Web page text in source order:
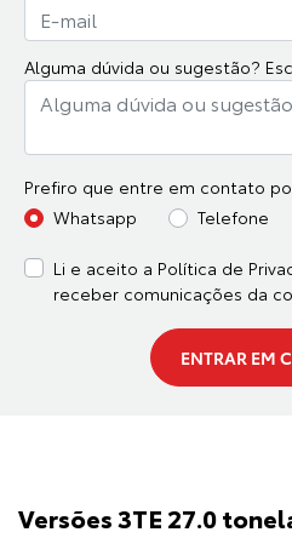
Alguma dúvida ou sugestão?
Prefiro que entre em contato
Whatsapp
Telefone
Li e aceito a Política de
receber comunicações da
ENTRAR EM
Versões 3TE 27.0